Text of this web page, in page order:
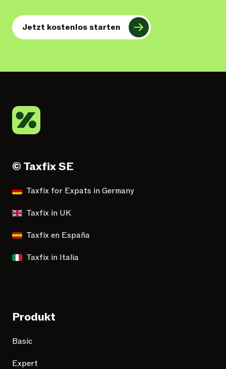
Jetzt kostenlos starten
© Taxfix SE
Taxfix for Expats in Germany
Taxfix in UK
Taxfix en España
Taxfix in Italia
Produkt
Basic
Expert